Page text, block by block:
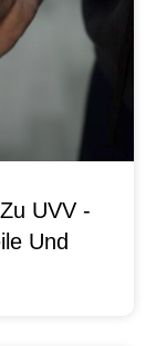
UVV -
Und